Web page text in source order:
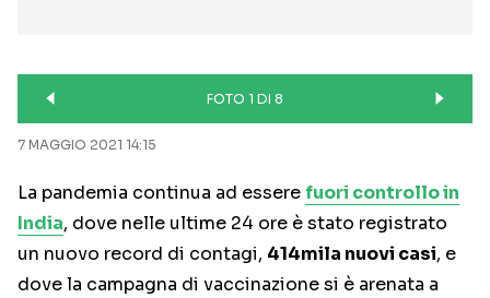
FOTO 1 DI 8
7 MAGGIO 2021 14:15
La pandemia continua ad essere fuori controllo in
India, dove nelle ultime 24 ore è stato registrato
un nuovo record di contagi, 414mila nuovi casi, e
dove la campagna di vaccinazione si è arenata a